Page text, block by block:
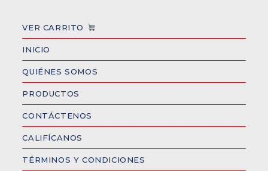
VER CARRITO
INICIO
QUIÉNES SOMOS
PRODUCTOS
CONTÁCTENOS
CALIFÍCANOS
TÉRMINOS Y CONDICIONES